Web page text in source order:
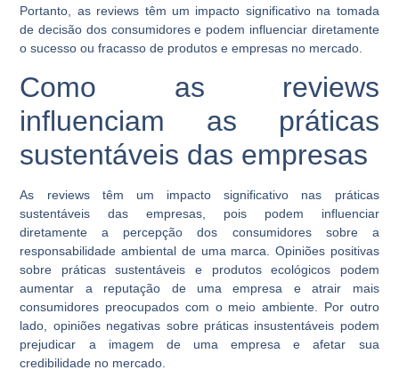
Portanto, as reviews têm um impacto significativo na tomada
de decisão dos consumidores e podem influenciar diretamente
o sucesso ou fracasso de produtos e empresas no mercado.
Como as reviews
influenciam as práticas
sustentáveis das empresas
As reviews têm um impacto significativo nas práticas
sustentáveis das empresas, pois podem influenciar
diretamente a percepção dos consumidores sobre a
responsabilidade ambiental de uma marca. Opiniões positivas
sobre práticas sustentáveis e produtos ecológicos podem
aumentar a reputação de uma empresa e atrair mais
consumidores preocupados com o meio ambiente. Por outro
lado, opiniões negativas sobre práticas insustentáveis podem
prejudicar a imagem de uma empresa e afetar sua
credibilidade no mercado.